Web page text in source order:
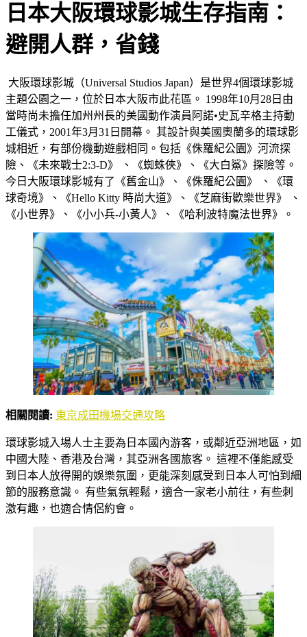
日本大阪環球影城生存指南：
避開人群，省錢
大阪環球影城（Universal Studios Japan）是世界4個環球影城
主題公園之一，位於日本大阪市此花區。 1998年10月28日由
當時尚未擔任加州州長的美國動作演員阿諾•史瓦辛格主持動
工儀式，2001年3月31日開幕。 其設計與美國奧蘭多的環球影
城相近，有部份機動遊戲相同。包括《侏羅紀公園》河流探
險、《未來戰士2:3-D》 、《蜘蛛俠》、《大白鯊》探險等。
今日大阪環球影城有了《舊金山》、《侏羅紀公園》 、《環
球奇境》、《Hello Kitty 時尚大道》、《芝麻街歡樂世界》 、
《小世界》、《小小兵-小黃人》、《哈利波特魔法世界》。
相關閱讀: 東京成田機場交通攻略
環球影城入場人士主要為日本國內游客，或鄰近亞洲地區，如
中國大陸、香港及台灣，其亞洲各國旅客。 這裡不僅能感受
到日本人放得開的娛樂氛圍，更能深刻感受到日本人可怕到細
節的服務意識。 有些氣氛輕鬆，適合一家老小前往，有些刺
激有趣，也適合情侶約會。